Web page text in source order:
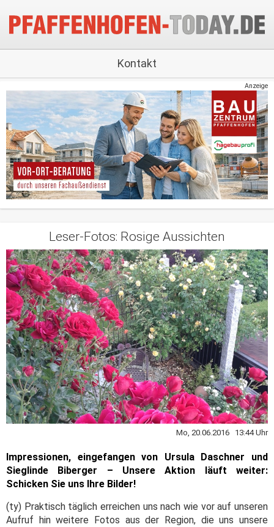
Kontakt
Anzeige
Leser-Fotos: Rosige Aussichten
Mo, 20.06.2016 13:44 Uhr
Impressionen, eingefangen von Ursula Daschner und
Sieglinde Biberger – Unsere Aktion läuft weiter:
Schicken Sie uns Ihre Bilder!
(ty) Praktisch täglich erreichen uns nach wie vor auf unseren
Aufruf hin weitere Fotos aus der Region, die uns unsere